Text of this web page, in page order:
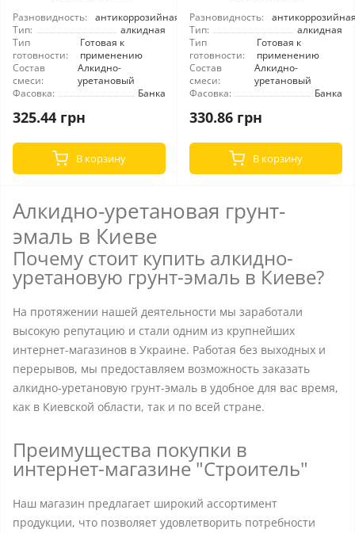
Разновидность:
антикоррозийная
Тип:
алкидная
Тип
готовности:
Готовая к
применению
Состав
смеси:
Алкидно-
уретановый
Фасовка:
Банка
325.44 грн
В корзину
Разновидность:
Тип:
алкидная
Тип
готовности:
Готовая к
применению
Состав
смеси:
Алкидно-
уретановый
Фасовка:
Банка
330.86 грн
В корзину
Алкидно-уретановая грунт-
эмаль в Киеве
Почему стоит купить алкидно-
уретановую грунт-эмаль в Киеве?
На протяжении нашей деятельности мы заработали
высокую репутацию и стали одним из крупнейших
интернет-магазинов в Украине. Работая без выходных и
перерывов, мы предоставляем возможность заказать
алкидно-уретановую грунт-эмаль в удобное для вас время,
как в Киевской области, так и по всей стране.
Преимущества покупки в
интернет-магазине "Строитель"
Наш магазин предлагает широкий ассортимент
продукции, что позволяет удовлетворить потребности